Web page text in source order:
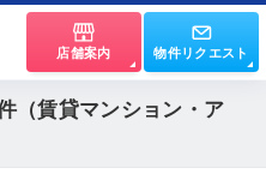
店舗案内 物件リクエスト
（賃貸マンション・ア